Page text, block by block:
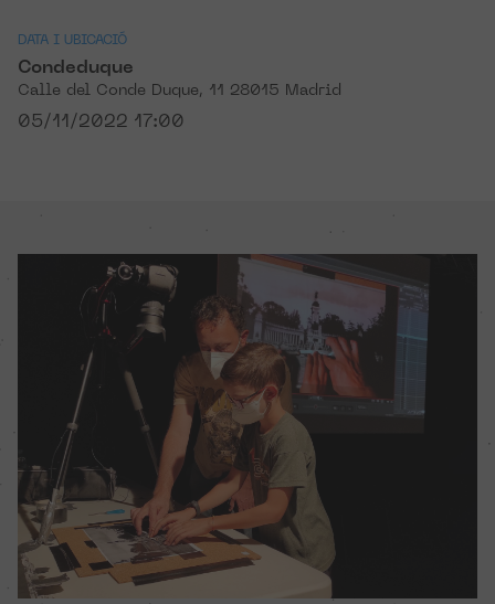
DATA I UBICACIÓ
Condeduque
Calle del Conde Duque, 11 28015 Madrid
05/11/2022 17:00